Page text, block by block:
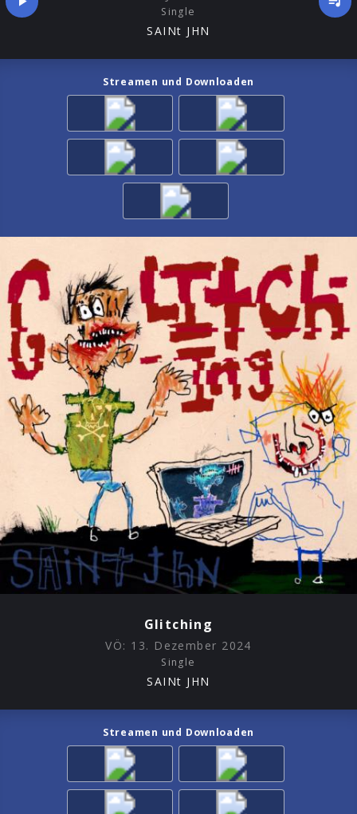
Single
SAINt JHN
Streamen und Downloaden
Glitching
VÖ: 13. Dezember 2024
Single
SAINt JHN
Streamen und Downloaden